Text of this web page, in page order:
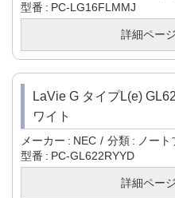
型番
PC-LG16FLMMJ
詳細ペー
LaVie G タイプL(e)
ワイト
メーカー NEC 分類
ノー
型番
PC-GL622RYYD
詳細ペー